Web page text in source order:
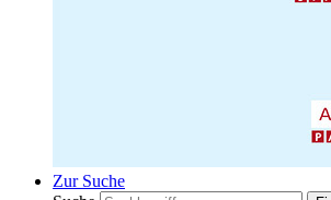
Zur Suche